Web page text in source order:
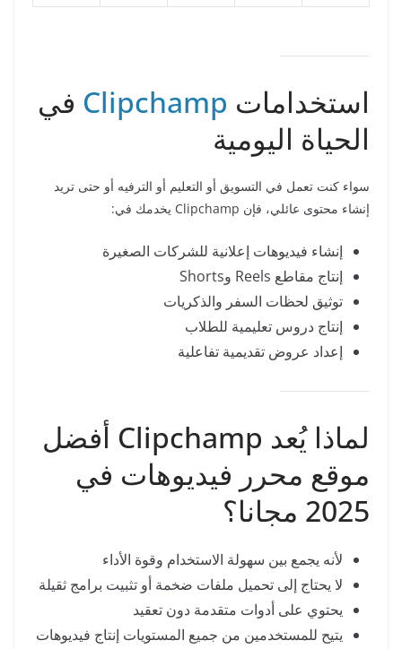
استخدامات Clipchamp في
الحياة اليومية
سواء كنت تعمل في التسويق أو التعليم أو الترفيه أو حتى تريد
إنشاء محتوى عائلي، فإن Clipchamp يخدمك في:
إنشاء فيديوهات إعلانية للشركات الصغيرة
إنتاج مقاطع Reels وShorts
توثيق لحظات السفر والذكريات
إنتاج دروس تعليمية للطلاب
إعداد عروض تقديمية تفاعلية
لماذا يُعد Clipchamp أفضل
موقع محرر فيديوهات في
2025 مجانا؟
لأنه يجمع بين سهولة الاستخدام وقوة الأداء
لا يحتاج إلى تحميل ملفات ضخمة أو تثبيت برامج ثقيلة
يحتوي على أدوات متقدمة دون تعقيد
يتيح للمستخدمين من جميع المستويات إنتاج فيديوهات